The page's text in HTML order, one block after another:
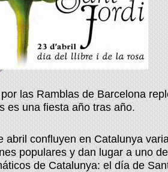
las Ramblas de Barcelona
es una fiesta año tras año.
abril confluyen en Catalunya
populares y dan lugar a uno
de Catalunya: el día de